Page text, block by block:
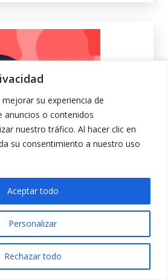
su experiencia de
anuncios o contenidos
nuestro tráfico. Al hacer clic en
su consentimiento a nuestro uso
Personalizar
Rechazar todo
Aceptar todo